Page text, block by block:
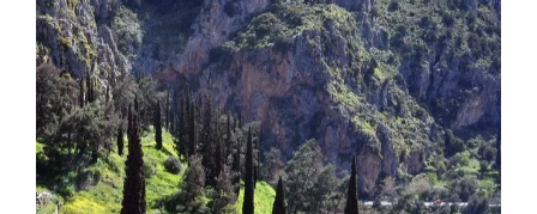
a
i
2
0
1
9
n
ç
o
i
s
L